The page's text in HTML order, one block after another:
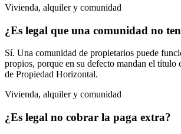
Vivienda, alquiler y comunidad
¿Es legal que una comunidad no
Sí. Una comunidad de propietarios puede
propios, porque en su defecto mandan el
de Propiedad Horizontal.
Vivienda, alquiler y comunidad
¿Es legal no cobrar la paga extra?